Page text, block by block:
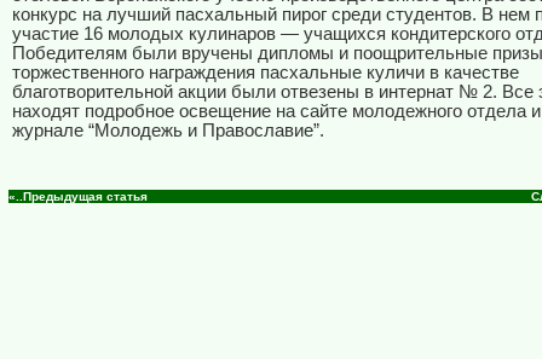
конкурс на лучший пасхальный пирог среди студентов. В нем
участие 16 молодых кулинаров — учащихся кондитерского
Победителям были вручены дипломы и поощрительные
торжественного награждения пасхальные куличи в качестве
благотворительной акции были отвезены в интернат № 2. Все
находят подробное освещение на сайте молодежного отдела
журнале “Молодежь и Православие”.
«..Предыдущая статья